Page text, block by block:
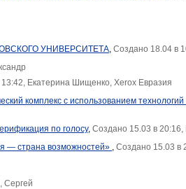
УНИВЕРСИТЕТА, Создано 18.04 в
Екатерина Шищенко, Xerox Евразия
комплекс с использованием технологий
по голосу, Создано 15.03 в
— страна возможностей» , Создано 15.03 в
Сергей